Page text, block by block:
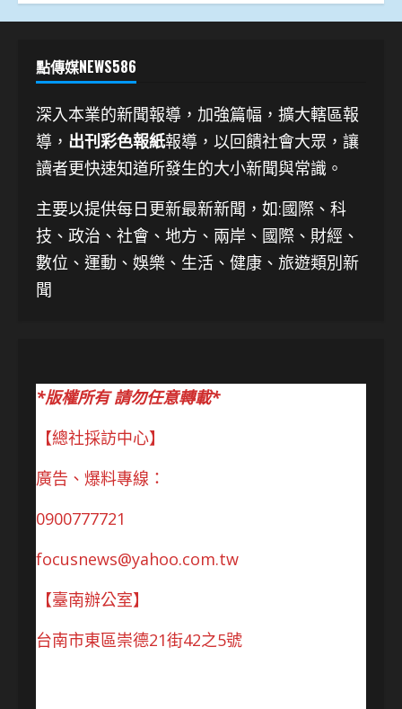
點傳媒NEWS586
深入本業的新聞報導，加強篇幅，擴大轄區報
導， 出刊彩色報紙報導，以回饋社會大眾，讓
讀者更快速知道所發生的大小新聞與常識。
主要以提供每日更新最新新聞 ，如:國際、科
技、 政治、社會、地方、兩岸、國際、財經、
數位、運動、娛樂、生活、健康、旅遊類別新
聞
*版權所有 請勿任意轉載*
【總社採訪中心】
廣告、爆料專線：
0900777721
focusnews@yahoo.com.tw
【臺南辦公室】
台南市東區崇德21街42之5號